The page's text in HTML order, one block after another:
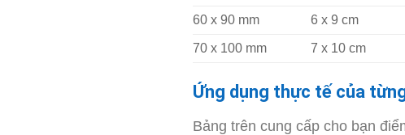
60 x 90 mm 6 x 9 cm
70 x 100 mm 7 x 10 cm
Ứng dụng thực tế của
Bảng trên cung cấp cho bạn